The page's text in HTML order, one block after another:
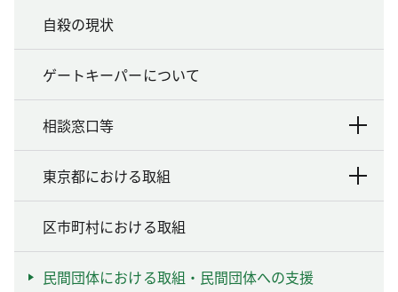
自殺の現状
ゲートキーパーについて
相談窓口等
東京都における取組
区市町村における取組
民間団体における取組・民間団体への支援